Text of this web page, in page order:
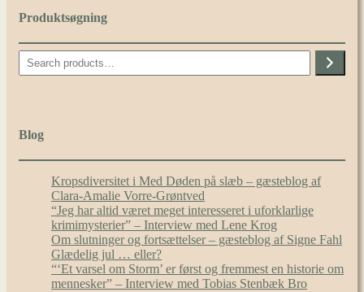
Produktsøgning
Search
Blog
Kropsdiversitet i Med Døden på slæb – gæsteblog af
Clara-Amalie Vorre-Grøntved
“Jeg har altid været meget interesseret i uforklarlige
krimimysterier” – Interview med Lene Krog
Om slutninger og fortsættelser – gæsteblog af Signe Fahl
Glædelig jul … eller?
“‘Et varsel om Storm’ er først og fremmest en historie om
mennesker” – Interview med Tobias Stenbæk Bro